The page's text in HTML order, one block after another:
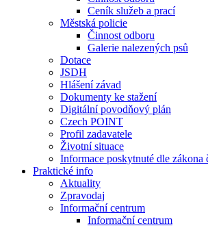
Ceník služeb a prací
Městská policie
Činnost odboru
Galerie nalezených psů
Dotace
JSDH
Hlášení závad
Dokumenty ke stažení
Digitální povodňový plán
Czech POINT
Profil zadavatele
Životní situace
Informace poskytnuté dle zákona
Praktické info
Aktuality
Zpravodaj
Informační centrum
Informační centrum